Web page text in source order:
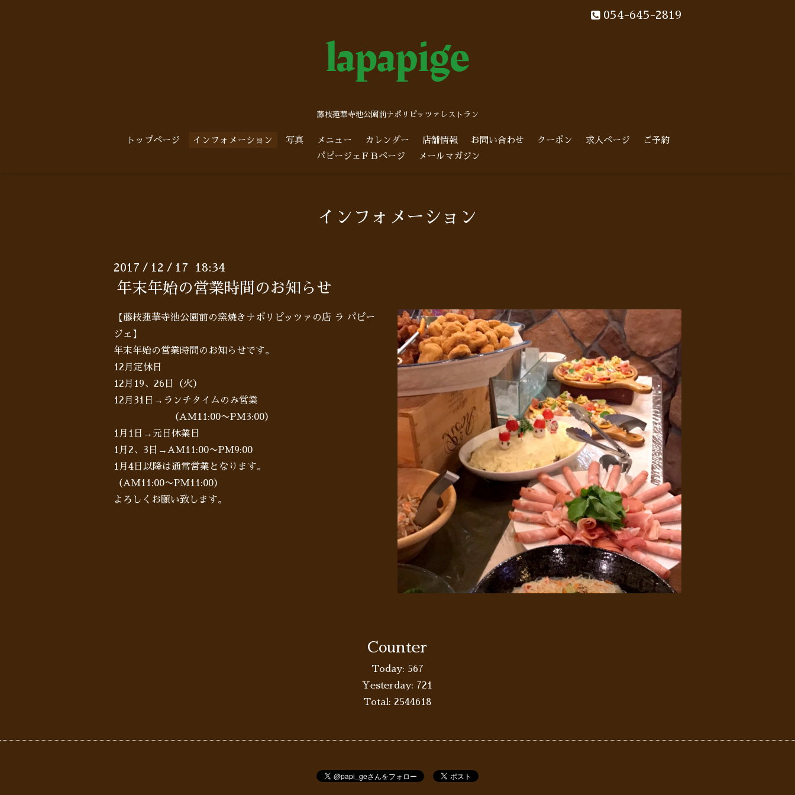
054-645-2819
藤枝蓮華寺池公園前ナポリピッツァレストラン
トップページ インフォメーション 写真 メニュー カレンダー 店舗情報 お問い合わせ クーポン 求人ページ
ご予約
パピージェＦＢページ
メールマガジン
インフォメーション
2017 / 12 / 17 18:34
年末年始の営業時間のお知らせ
【藤枝蓮華寺池公園前の窯焼きナポリピッツァの店 ラ パピー
ジェ】
年末年始の営業時間のお知らせです。
12月定休日
12月19、26日（火）
12月31日→ランチタイムのみ営業
（AM11:00〜PM3:00）
1月1日→元日休業日
1月2、3日→AM11:00〜PM9:00
1月4日以降は通常営業となります。
（AM11:00〜PM11:00）
よろしくお願い致します。
Counter
Today: 567
Yesterday: 721
Total: 2544618